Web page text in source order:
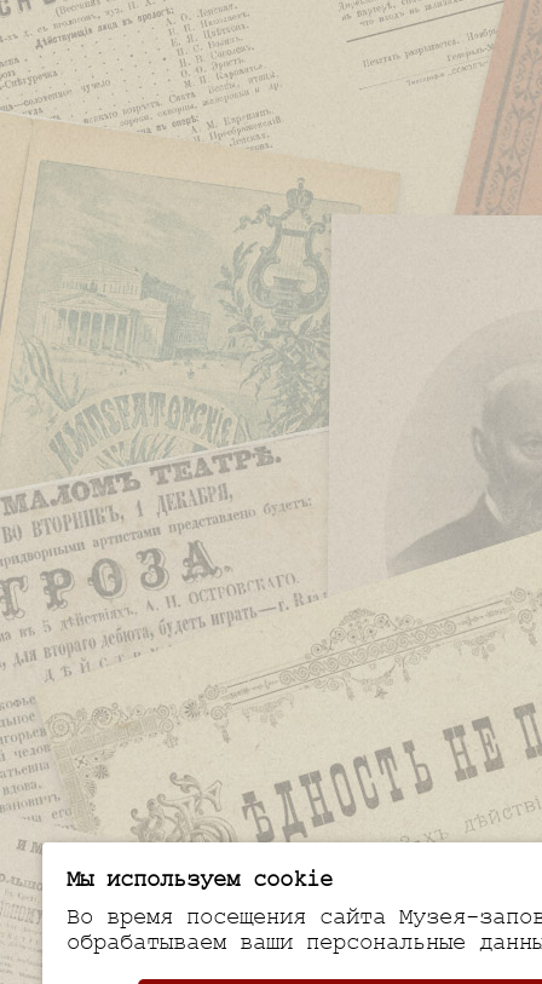
Мы используем cookie
Во время посещения сайта Музея-
обрабатываем ваши персональные